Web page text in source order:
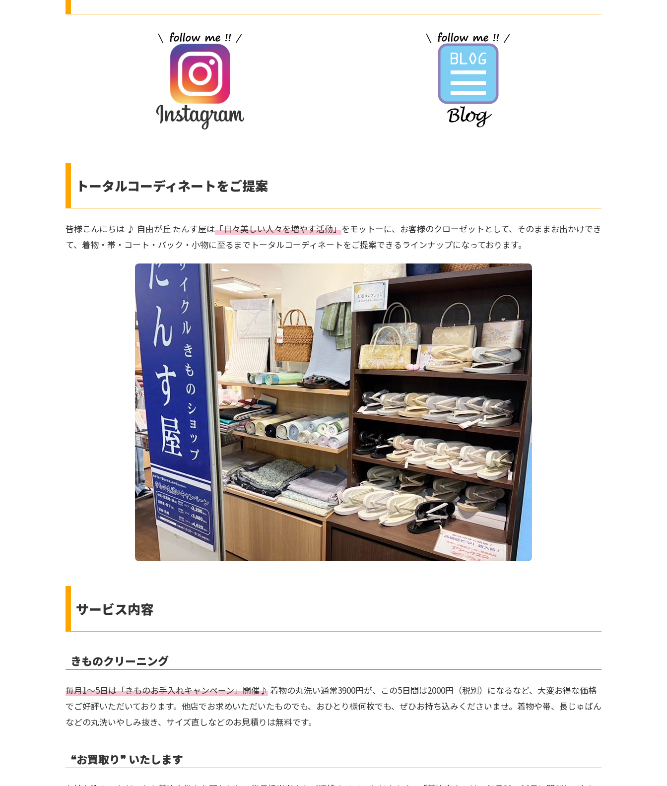
トータルコーディネートをご提案
皆様こんにちは ♪ 自由が丘 たんす屋は「日々美しい人々を増やす活動」をモットーに、お客様のクローゼットとして、そのままお出かけでき
て、着物・帯・コート・バック・小物に至るまでトータルコーディネートをご提案できるラインナップになっております。
サービス内容
きものクリーニング
毎月1～5日は「きものお手入れキャンペーン」開催♪着物の丸洗い通常3900円が、この5日間は2000円（税別）になるなど、大変お得な価格
でご好評いただいております。他店でお求めいただいたものでも、おひとり様何枚でも、ぜひお持ち込みくださいませ。着物や帯、長じゅばん
などの丸洗いやしみ抜き、サイズ直しなどのお見積りは無料です。
❝お買取り❞ いたします